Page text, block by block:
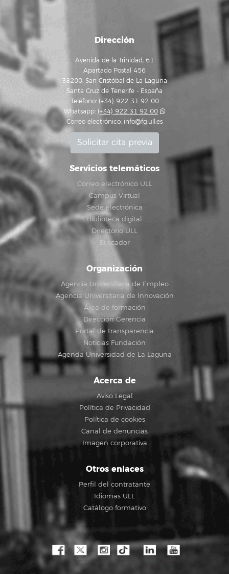
Dirección
Avenida de la Trinidad, 61
Apartado Postal 456
38200, San Cristóbal de La Laguna
Santa Cruz de Tenerife - España
Teléfono: (+34) 922 31 92 00
Whatsapp: (+34) 922 31 92 00
Correo electrónico: info@fg.ull.es
Solicitar cita previa
Servicios telemáticos
Correo electrónico ULL
Campus Virtual
Sede electrónica
Biblioteca digital
Directorio ULL
Buscador
Organización
Agencia Universitaria de Empleo
Agencia Universitaria de Innovación
Área de formación
Dirección Gerencia
Portal de transparencia
Noticias Fundación
Agenda Universidad de La Laguna
Acerca de
Aviso Legal
Política de Privacidad
Política de cookies
Canal de denuncias
Imagen corporativa
Otros enlaces
Perfil del contratante
Idiomas ULL
Catálogo formativo